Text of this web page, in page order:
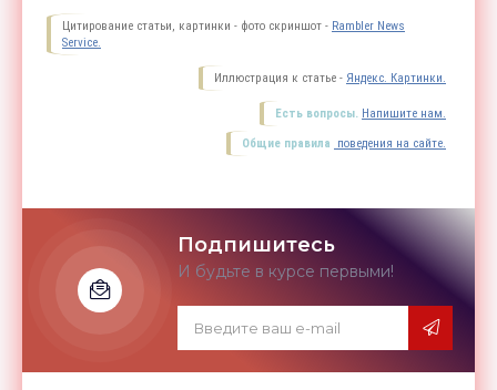
Цитирование статьи, картинки - фото скриншот - Rambler News
Service.
Иллюстрация к статье - Яндекс. Картинки.
Есть вопросы. Напишите нам.
Общие правила поведения на сайте.
Подпишитесь
И будьте в курсе первыми!